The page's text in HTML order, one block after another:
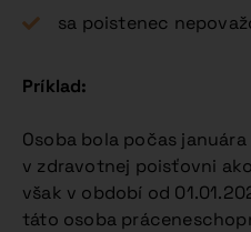
sa poistenec
Príklad:
Osoba bola počas
v zdravotnej poisťovni
však v období od
táto osoba